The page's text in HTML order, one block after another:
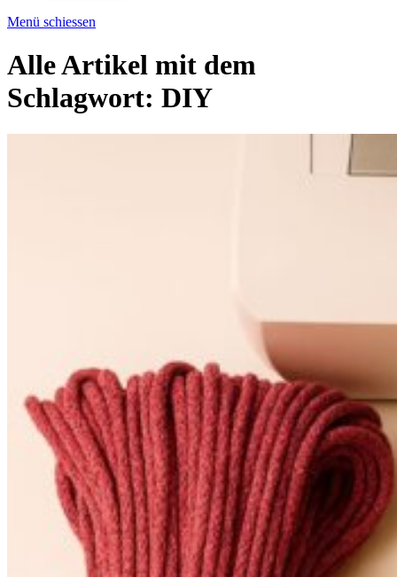
Menü schiessen
Alle Artikel mit dem
Schlagwort: DIY